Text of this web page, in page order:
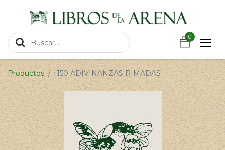
0
0
Productos 150 ADIVINANZAS RIMADAS